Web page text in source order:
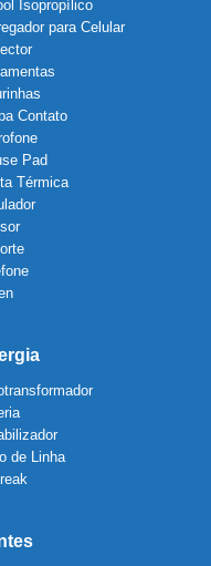
Isopropílico
para Celular
Contato
Pad
Térmica
de Linha